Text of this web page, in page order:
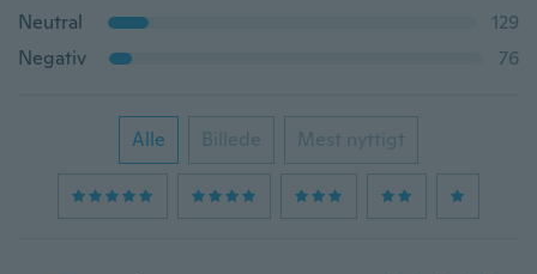
Neutral
129
Negativ
76
Alle Billede Mest nyttigt